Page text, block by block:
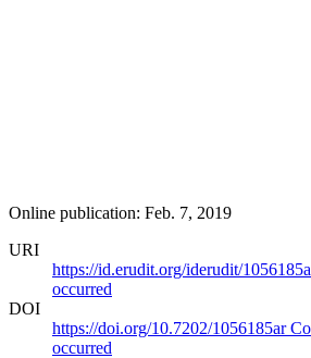
Online publication: Feb. 7, 2019
URI
https://id.erudit.org/iderudit/
occurred
DOI
https://doi.org/10.7202/1056185ar
occurred